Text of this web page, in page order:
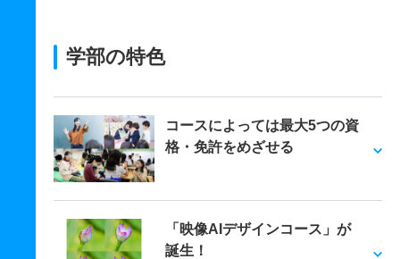
学部の特色
コースによっては最大5つの資
格・免許をめざせる
「映像AIデザインコース」が
誕生！